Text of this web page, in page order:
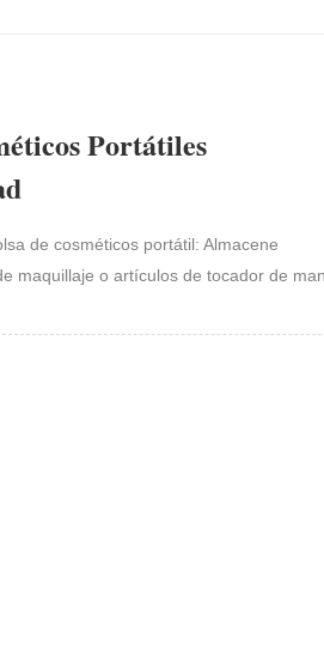
Portátiles
de cosméticos portátil:Almacene
maquillaje o artículos de tocador de